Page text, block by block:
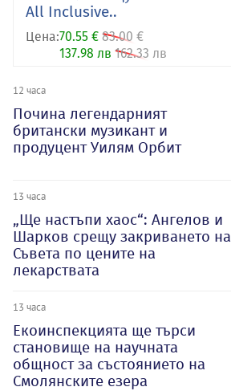
All Inclusive..
Цена:70.55 € 83.00 €
137.98 лв 162.33 лв
12 часа
Почина легендарният
британски музикант и
продуцент Уилям Орбит
13 часа
„Ще настъпи хаос“: Ангелов и
Шарков срещу закриването на
Съвета по цените на
лекарствата
13 часа
Екоинспекцията ще търси
становище на научната
общност за състоянието на
Смолянските езера